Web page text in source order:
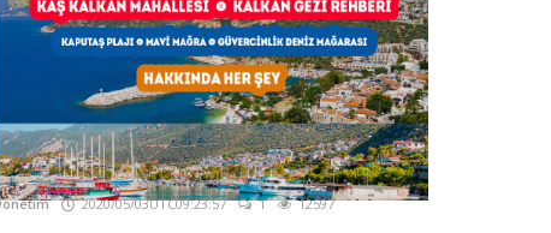
Kalkan - Kalkan Gezi Rehberi
Her şey
2020/05/03UTC09:23:57 1 12597